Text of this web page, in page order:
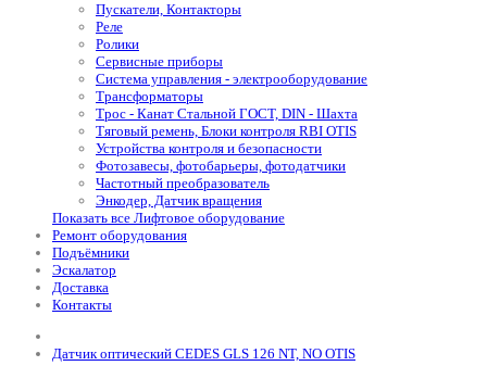
Пускатели, Контакторы
Реле
Ролики
Сервисные приборы
Система управления - электрооборудование
Трансформаторы
Трос - Канат Стальной ГОСТ, DIN - Шахта
Тяговый ремень, Блоки контроля RBI OTIS
Устройства контроля и безопасности
Фотозавесы, фотобарьеры, фотодатчики
Частотный преобразователь
Энкодер, Датчик вращения
Показать все Лифтовое оборудование
Ремонт оборудования
Подъёмники
Эскалатор
Доставка
Контакты
Датчик оптический CEDES GLS 126 NT, NO OTIS